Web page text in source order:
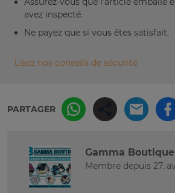
avez inspecté.
Ne payez que si vous êtes satisfait.
Lisez nos conseils de sécurité
PARTAGER
Gamma Boutique
Membre depuis 27.